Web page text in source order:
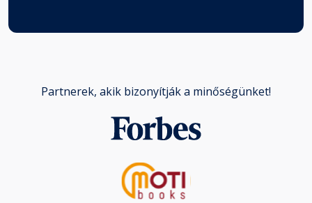
Partnerek, akik bizonyítják a minőségünket!